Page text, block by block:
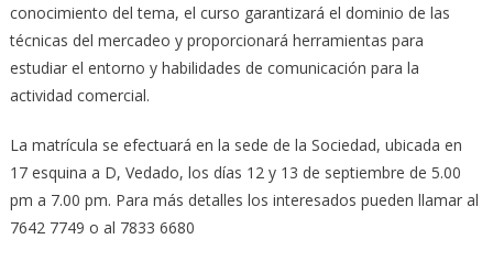
conocimiento del tema, el curso garantizará el dominio de las
técnicas del mercadeo y proporcionará herramientas para
estudiar el entorno y habilidades de comunicación para la
actividad comercial.
La matrícula se efectuará en la sede de la Sociedad, ubicada en
17 esquina a D, Vedado, los días 12 y 13 de septiembre de 5.00
pm a 7.00 pm. Para más detalles los interesados pueden llamar al
7642 7749 o al 7833 6680